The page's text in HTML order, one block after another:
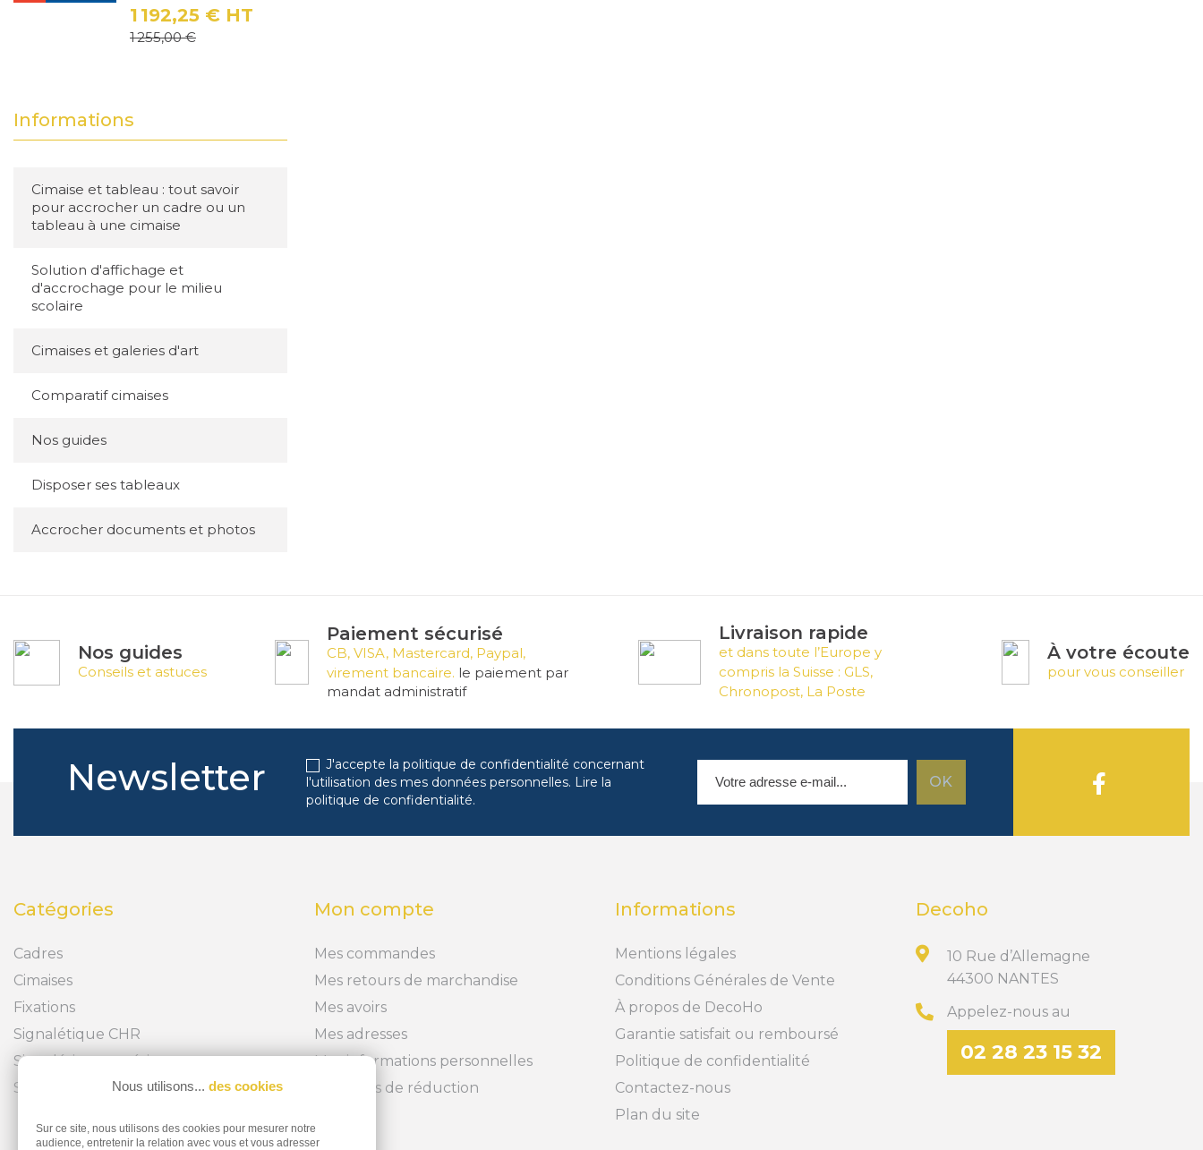
Prix
1 192,25 € HT
Prix de base
1 255,00 €
Informations
Cimaise et tableau : tout savoir
pour accrocher un cadre ou un
tableau à une cimaise
Solution d'affichage et
d'accrochage pour le milieu
scolaire
Cimaises et galeries d'art
Comparatif cimaises
Nos guides
Disposer ses tableaux
Accrocher documents et photos
Nos guides
Conseils et astuces
Paiement sécurisé
CB, VISA, Mastercard, Paypal,
virement bancaire. le paiement par
mandat administratif
Livraison rapide
et dans toute l’Europe y
compris la Suisse : GLS,
Chronopost, La Poste
À votre écoute
pour vous conseiller
Newsletter
J'accepte la politique de confidentialité concernant
l'utilisation des mes données personnelles. Lire la
politique de confidentialité.
Catégories
Cadres
Cimaises
Fixations
Signalétique CHR
Signalétique extérieure
Signalétique intérieure
Mon compte
Mes commandes
Mes retours de marchandise
Mes avoirs
Mes adresses
Mes informations personnelles
Mes bons de réduction
Informations
Mentions légales
Conditions Générales de Vente
À propos de DecoHo
Garantie satisfait ou remboursé
Politique de confidentialité
Contactez-nous
Plan du site
Decoho
10 Rue d’Allemagne
44300 NANTES
Appelez-nous au
02 28 23 15 32
Nous utilisons... des cookies
Sur ce site, nous utilisons des cookies pour mesurer notre
audience, entretenir la relation avec vous et vous adresser